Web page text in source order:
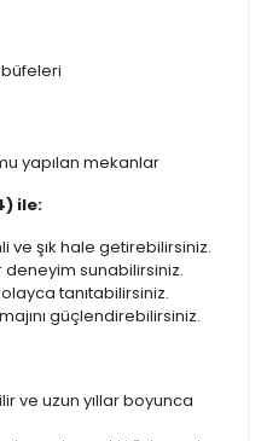
yapılan mekanlar
ile:
ve şık hale getirebilirsiniz.
sunabilirsiniz.
tanıtabilirsiniz.
güçlendirebilirsiniz.
ve uzun yıllar boyunca